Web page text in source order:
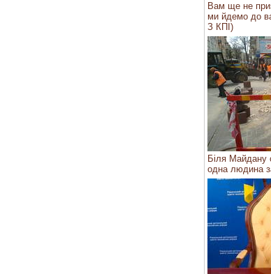
Вам ще не
ми йдемо до
З КПІ)
Біля Майдану
одна людина